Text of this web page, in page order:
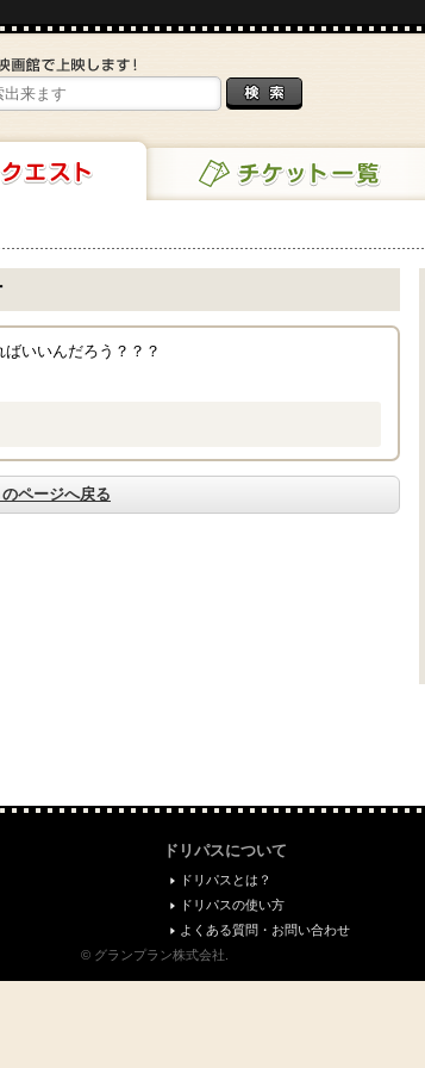
チケット一覧
いいんだろう？？？
のページへ戻る
ドリパスについて
ドリパスとは？
ドリパスの使い方
よくある質問・お問い合わせ
© グランプラン株式会社.